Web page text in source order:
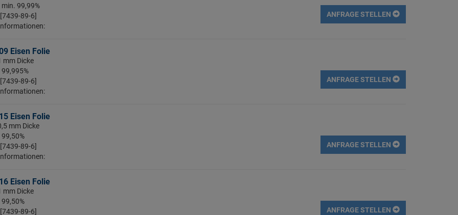
min. 99,99%
89-6]
ANFRAGE STELLEN
Eisen Folie
mm Dicke
99,995%
89-6]
ANFRAGE STELLEN
Eisen Folie
mm Dicke
89-6]
ANFRAGE STELLEN
Eisen Folie
mm Dicke
89-6]
ANFRAGE STELLEN